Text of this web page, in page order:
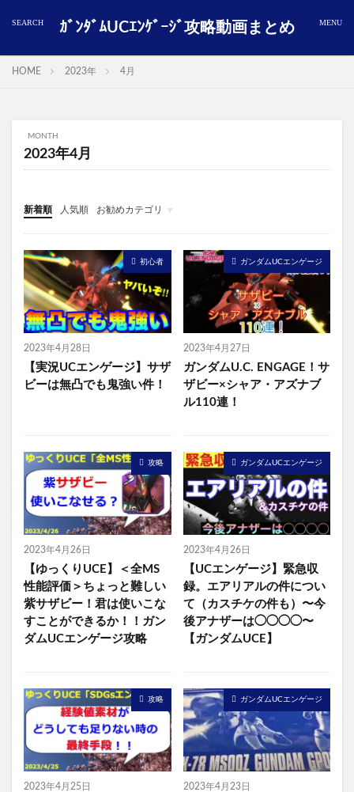
ｶﾞﾝﾀﾞﾑUCｴﾝｹﾞｰｼﾞ攻略動画まとめ
HOME 2023年 4月
MONTH
2023年4月
新着順 人気順 お勧めカテゴリ
ガンダムUCエンゲージ
初心者
2023年4月28日
【実況UCエンゲージ】サザ
ビーは無凸でも鬼強い件！
ガンダムUCエンゲージ
2023年4月27日
ガンダムU.C. ENGAGE！サ
ザビー×シャア・アズナブ
ル110連！
攻略
2023年4月26日
【ゆっくりUCE】＜全MS
性能評価＞ちょっと難しい
紫サザビー！君は使いこな
すことができるか！！ガン
ダムUCエンゲージ攻略
ガンダムUCエンゲージ
2023年4月26日
【UCエンゲージ】緊急収
録。エアリアルの件につい
て（カスチケの件も）〜今
後アナザーは◯◯◯◯〜
【ガンダムUCE】
攻略
2023年4月25日
ガンダムUCエンゲージ
2023年4月23日